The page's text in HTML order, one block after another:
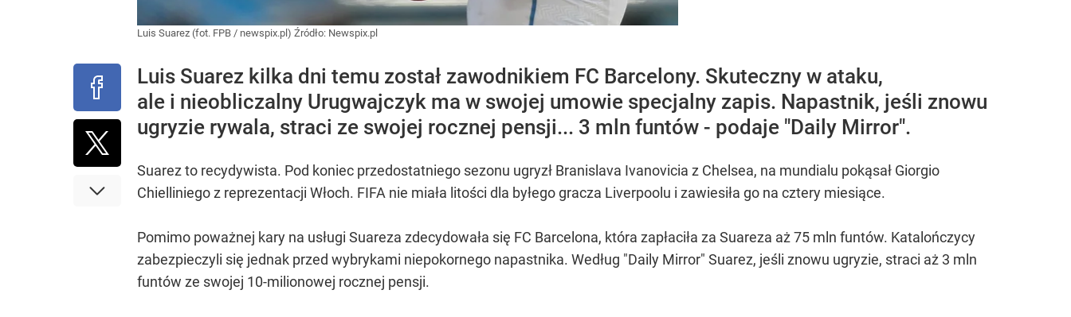
Luis Suarez (fot. FPB / newspix.pl) Źródło: Newspix.pl
Luis Suarez kilka dni temu został zawodnikiem FC Barcelony. Skuteczny w ataku,
ale i nieobliczalny Urugwajczyk ma w swojej umowie specjalny zapis. Napastnik, jeśli znowu
ugryzie rywala, straci ze swojej rocznej pensji... 3 mln funtów - podaje "Daily Mirror".
Suarez to recydywista. Pod koniec przedostatniego sezonu ugryzł Branislava Ivanovicia z Chelsea, na mundialu pokąsał Giorgio
Chielliniego z reprezentacji Włoch. FIFA nie miała litości dla byłego gracza Liverpoolu i zawiesiła go na cztery miesiące.
Pomimo poważnej kary na usługi Suareza zdecydowała się FC Barcelona, która zapłaciła za Suareza aż 75 mln funtów. Katalończycy
zabezpieczyli się jednak przed wybrykami niepokornego napastnika. Według "Daily Mirror" Suarez, jeśli znowu ugryzie, straci aż 3 mln
funtów ze swojej 10-milionowej rocznej pensji.